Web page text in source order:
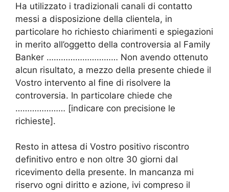
Ha utilizzato i tradizionali canali di contatto
messi a disposizione della clientela, in
particolare ho richiesto chiarimenti e spiegazioni
in merito all’oggetto della controversia al Family
Banker ………………………… Non avendo ottenuto
alcun risultato, a mezzo della presente chiede il
Vostro intervento al fine di risolvere la
controversia. In particolare chiede che
………………… [indicare con precisione le
richieste].
Resto in attesa di Vostro positivo riscontro
definitivo entro e non oltre 30 giorni dal
ricevimento della presente. In mancanza mi
riservo ogni diritto e azione, ivi compreso il